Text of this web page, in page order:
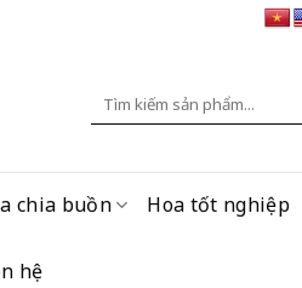
Tìm
chia buồn Hoa tốt nghiệp
hệ